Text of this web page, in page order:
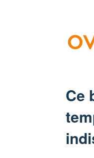
Ce